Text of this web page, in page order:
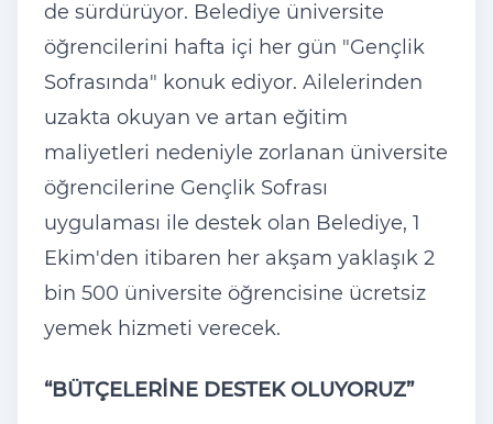
de sürdürüyor. Belediye üniversite
öğrencilerini hafta içi her gün "Gençlik
Sofrasında" konuk ediyor. Ailelerinden
uzakta okuyan ve artan eğitim
maliyetleri nedeniyle zorlanan üniversite
öğrencilerine Gençlik Sofrası
uygulaması ile destek olan Belediye, 1
Ekim'den itibaren her akşam yaklaşık 2
bin 500 üniversite öğrencisine ücretsiz
yemek hizmeti verecek.
“BÜTÇELERİNE DESTEK OLUYORUZ”